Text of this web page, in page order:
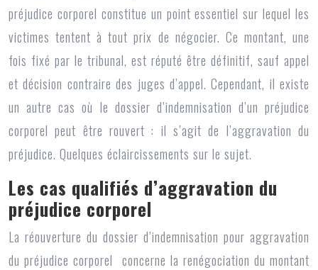
préjudice corporel constitue un point essentiel sur lequel les
victimes tentent à tout prix de négocier. Ce montant, une
fois fixé par le tribunal, est réputé être définitif, sauf appel
et décision contraire des juges d’appel. Cependant, il existe
un autre cas où le dossier d’indemnisation d’un préjudice
corporel peut être rouvert : il s’agit de l’aggravation du
préjudice. Quelques éclaircissements sur le sujet.
Les cas qualifiés d’aggravation du
préjudice corporel
La réouverture du dossier d’indemnisation pour aggravation
du préjudice corporel concerne la renégociation du montant